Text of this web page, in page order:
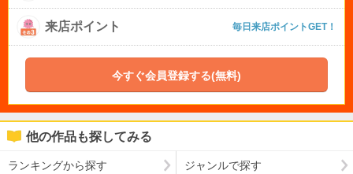
来店ポイント 毎日来店ポイントGET！
今すぐ会員登録する(無料)
他の作品も探してみる
ランキングから探す ジャンルで探す